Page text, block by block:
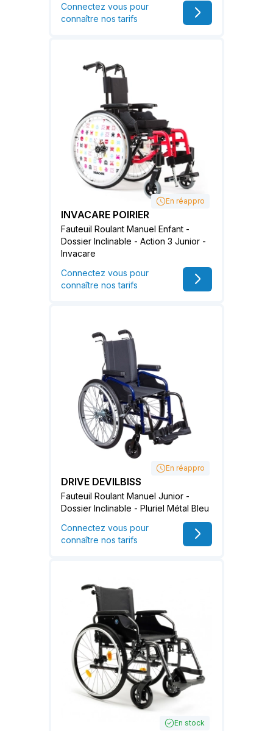
Connectez vous pour
connaître nos tarifs
En réappro
INVACARE POIRIER
Fauteuil Roulant Manuel Enfant -
Dossier Inclinable - Action 3 Junior -
Invacare
Connectez vous pour
connaître nos tarifs
En réappro
DRIVE DEVILBISS
Fauteuil Roulant Manuel Junior -
Dossier Inclinable - Pluriel Métal Bleu
Connectez vous pour
connaître nos tarifs
En stock